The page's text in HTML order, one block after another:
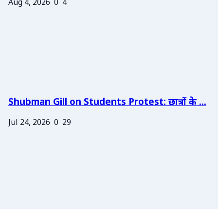
Aug 4, 2026 0 4
Shubman Gill on Students Protest: छात्रों के ...
Jul 24, 2026 0 29